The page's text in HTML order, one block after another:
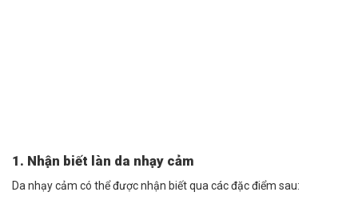
1. Nhận biết làn da nhạy cảm
Da nhạy cảm có thể được nhận biết qua các đặc điểm sau: